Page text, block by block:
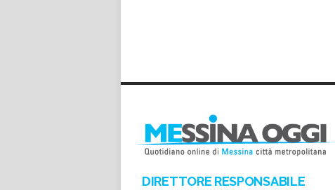
DIRETTORE RESPONSABILE